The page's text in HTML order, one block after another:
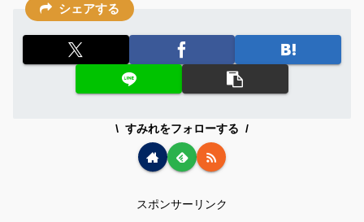
シェアする
すみれをフォローする
スポンサーリンク